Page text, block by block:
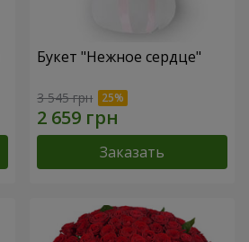
Букет "Нежное сердце"
3 545 грн
Заказать